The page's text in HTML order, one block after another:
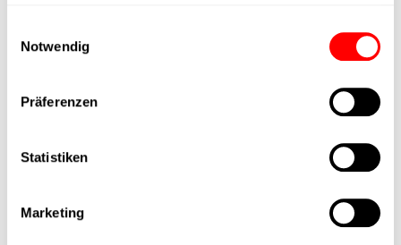
Notwendig
Präferenzen
Statistiken
Marketing
Product group